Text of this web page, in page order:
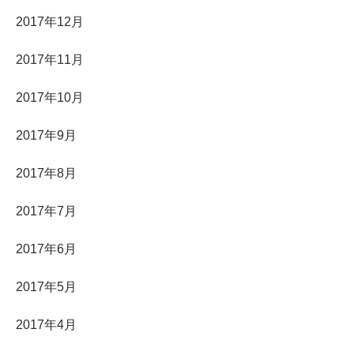
2017年12月
2017年11月
2017年10月
2017年9月
2017年8月
2017年7月
2017年6月
2017年5月
2017年4月